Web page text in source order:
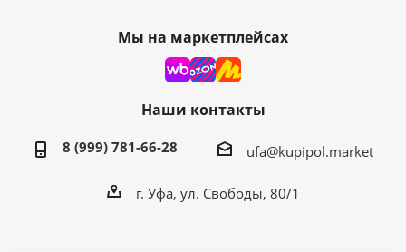
Мы на маркетплейсах
Наши контакты
8 (999) 781-66-28 ufa@kupipol.market
г. Уфа, ул. Свободы, 80/1